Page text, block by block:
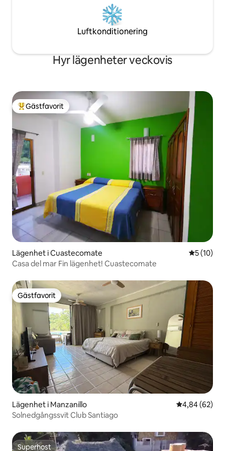
Luftkonditionering
Hyr lägenheter veckovis
Populär gästfavorit
Gästfavorit
Lägenhet i Cuastecomate 5 av 5 i
5 (10)
Casa del mar Fin lägenhet! Cuastecomate
Gästfavorit
Gästfavorit
Lägenhet i Manzanillo 4,84 av 5 i
4,84 (62)
Solnedgångssvit Club Santiago
Superhost